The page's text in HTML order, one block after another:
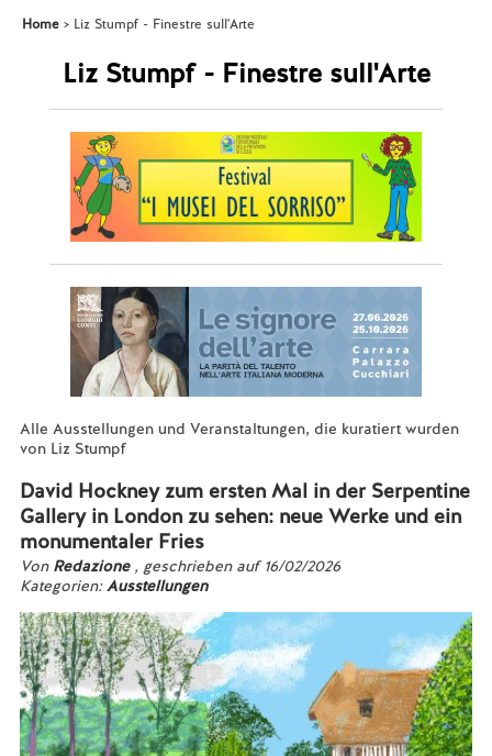
Home Liz Stumpf - Finestre sull'Arte
Liz Stumpf - Finestre sull'Arte
Alle Ausstellungen und Veranstaltungen, die kuratiert wurden
von Liz Stumpf
David Hockney zum ersten Mal in der Serpentine
Gallery in London zu sehen: neue Werke und ein
monumentaler Fries
Von Redazione , geschrieben auf 16/02/2026
Kategorien:Ausstellungen